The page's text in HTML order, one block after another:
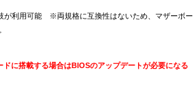
が利用可能 ※両規格に互換性はないため、マザーボー
に搭載する場合はBIOSのアップデートが必要になる